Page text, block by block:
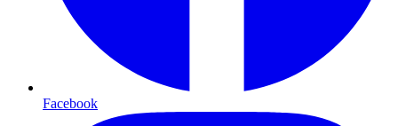
Facebook